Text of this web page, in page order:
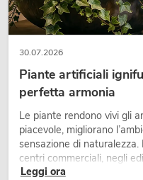
30.07.2026
Piante artificiali
perfetta armonia
Le piante rendono vivi gli
piacevole, migliorano
sensazione di
centri commerciali, negli
fieristici, una vegetazione
Leggi ora